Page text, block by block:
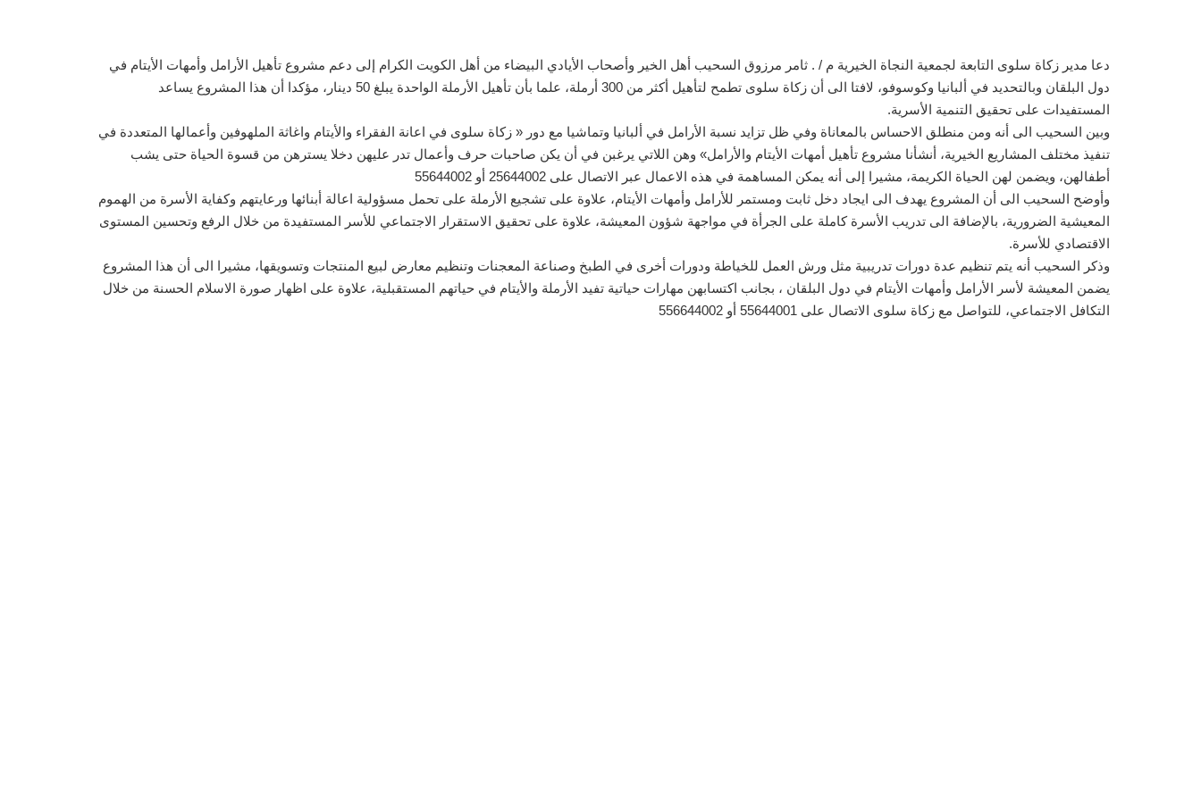
دعا مدير زكاة سلوى التابعة لجمعية النجاة الخيرية م / . ثامر مرزوق السحيب أهل الخير وأصحاب الأيادي البيضاء من أهل الكويت الكرام إلى دعم مشروع تأهيل الأرامل وأمهات الأيتام في
دول البلقان وبالتحديد في ألبانيا وكوسوفو، لافتا الى أن زكاة سلوى تطمح لتأهيل أكثر من 300 أرملة، علما بأن تأهيل الأرملة الواحدة يبلغ 50 دينار، مؤكدا أن هذا المشروع يساعد
المستفيدات على تحقيق التنمية الأسرية.
وبين السحيب الى أنه ومن منطلق الاحساس بالمعاناة وفي ظل تزايد نسبة الأرامل في ألبانيا وتماشيا مع دور « زكاة سلوى في اعانة الفقراء والأيتام واغاثة الملهوفين وأعمالها المتعددة في
تنفيذ مختلف المشاريع الخيرية، أنشأنا مشروع تأهيل أمهات الأيتام والأرامل» وهن اللاتي يرغبن في أن يكن صاحبات حرف وأعمال تدر عليهن دخلا يسترهن من قسوة الحياة حتى يشب
أطفالهن، ويضمن لهن الحياة الكريمة، مشيرا إلى أنه يمكن المساهمة في هذه الاعمال عبر الاتصال على 25644002 أو 55644002
وأوضح السحيب الى أن المشروع يهدف الى ايجاد دخل ثابت ومستمر للأرامل وأمهات الأيتام، علاوة على تشجيع الأرملة على تحمل مسؤولية اعالة أبنائها ورعايتهم وكفاية الأسرة من الهموم
المعيشية الضرورية، بالإضافة الى تدريب الأسرة كاملة على الجرأة في مواجهة شؤون المعيشة، علاوة على تحقيق الاستقرار الاجتماعي للأسر المستفيدة من خلال الرفع وتحسين المستوى
الاقتصادي للأسرة.
وذكر السحيب أنه يتم تنظيم عدة دورات تدريبية مثل ورش العمل للخياطة ودورات أخرى في الطبخ وصناعة المعجنات وتنظيم معارض لبيع المنتجات وتسويقها، مشيرا الى أن هذا المشروع
يضمن المعيشة لأسر الأرامل وأمهات الأيتام في دول البلقان ، بجانب اكتسابهن مهارات حياتية تفيد الأرملة والأيتام في حياتهم المستقبلية، علاوة على اظهار صورة الاسلام الحسنة من خلال
التكافل الاجتماعي، للتواصل مع زكاة سلوى الاتصال على 55644001 أو 556644002